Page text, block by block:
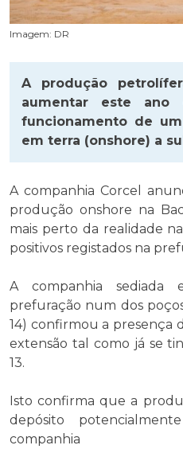
Imagem: DR
A produção
aumentar este
funcionamento de
em terra (onshore) a
A companhia Corcel
produção onshore na
mais perto da realidade
positivos registados na
A companhia sediada
prefuração num dos
14) confirmou a presença
extensão tal como já se
13.
Isto confirma que a
depósito
companhia